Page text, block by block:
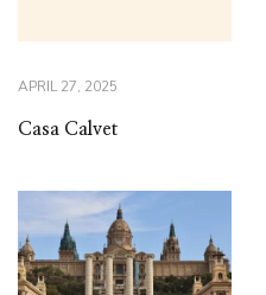
APRIL 27, 2025
Casa Calvet